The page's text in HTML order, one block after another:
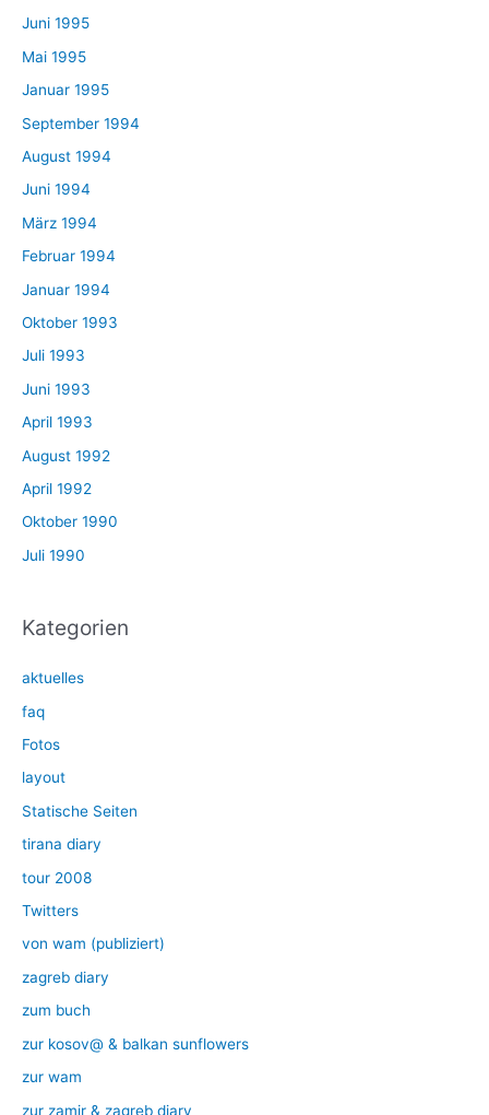
Juni 1995
Mai 1995
Januar 1995
September 1994
August 1994
Juni 1994
März 1994
Februar 1994
Januar 1994
Oktober 1993
Juli 1993
Juni 1993
April 1993
August 1992
April 1992
Oktober 1990
Juli 1990
Kategorien
aktuelles
faq
Fotos
layout
Statische Seiten
tirana diary
tour 2008
Twitters
von wam (publiziert)
zagreb diary
zum buch
zur kosov@ & balkan sunflowers
zur wam
zur zamir & zagreb diary